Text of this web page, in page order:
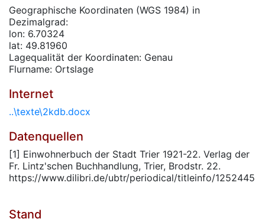
Geographische Koordinaten (WGS 1984) in
Dezimalgrad:
lon: 6.70324
lat: 49.81960
Lagequalität der Koordinaten: Genau
Flurname: Ortslage
Internet
..\texte\2kdb.docx
Datenquellen
[1] Einwohnerbuch der Stadt Trier 1921-22. Verlag der
Fr. Lintz'schen Buchhandlung, Trier, Brodstr. 22.
https://www.dilibri.de/ubtr/periodical/titleinfo/1252445
Stand